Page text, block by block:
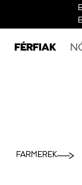
FÉRFIAK
FARMEREK